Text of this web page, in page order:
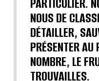
PARTICULIER.
NOUS DE
DÉTAILLER,
PRÉSENTER AU
NOMBRE, LE
TROUVAILLES.